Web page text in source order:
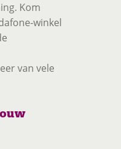
Kom
winkel
van vele